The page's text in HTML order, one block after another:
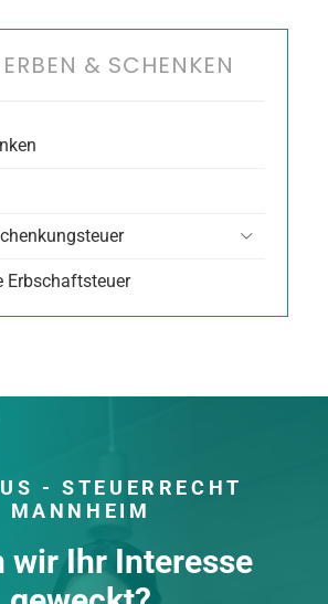
& SCHENKEN
Erbschaftsteuer
- STEUERRECHT
MANNHEIM
wir Ihr Interesse